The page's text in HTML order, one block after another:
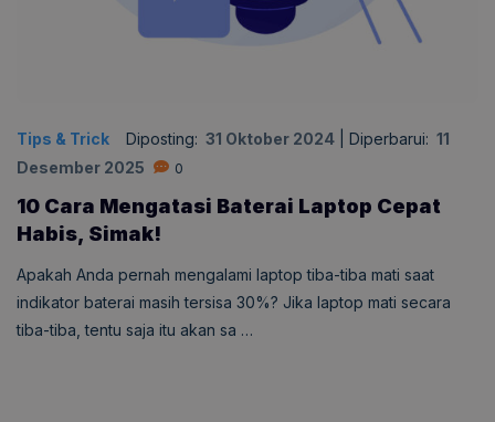
Tips & Trick Diposting: 31 Oktober 2024 Diperbarui: 11
Desember 2025
0
10 Cara Mengatasi Baterai Laptop Cepat
Habis, Simak!
Apakah Anda pernah mengalami laptop tiba-tiba mati saat
indikator baterai masih tersisa 30%? Jika laptop mati secara
tiba-tiba, tentu saja itu akan sa …